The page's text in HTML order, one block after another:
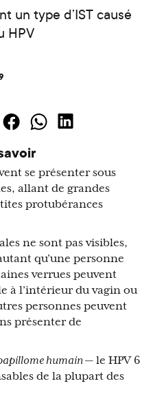
un type d’IST causé
HPV
se présenter sous
allant de grandes
protubérances
ne sont pas visibles,
qu’une personne
verrues peuvent
à l’intérieur du vagin ou
personnes peuvent
présenter de
humain— le HPV 6
de la plupart des